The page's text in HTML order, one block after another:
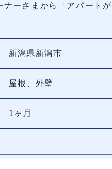
ナーさまから「アパート
新潟県新潟市
屋根、外壁
1ヶ月